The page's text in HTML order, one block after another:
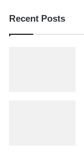
Recent Posts